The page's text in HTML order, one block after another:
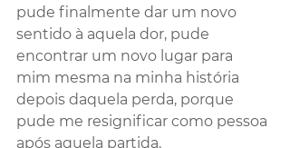
pude finalmente dar um novo
sentido à aquela dor, pude
encontrar um novo lugar para
mim mesma na minha história
depois daquela perda, porque
pude me resignificar como pessoa
após aquela partida.